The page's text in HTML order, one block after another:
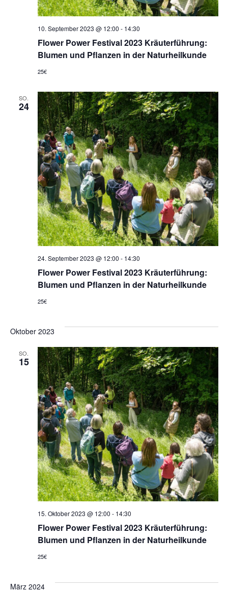
Flower Power Festival 2023 Kräuterführung:
Blumen und Pflanzen in der Naturheilkunde
10. September 2023 @ 12:00 - 14:30
25€
SO.
24
Flower Power Festival 2023 Kräuterführung:
Blumen und Pflanzen in der Naturheilkunde
24. September 2023 @ 12:00 - 14:30
25€
Oktober 2023
SO.
15
Flower Power Festival 2023 Kräuterführung:
Blumen und Pflanzen in der Naturheilkunde
15. Oktober 2023 @ 12:00 - 14:30
25€
März 2024